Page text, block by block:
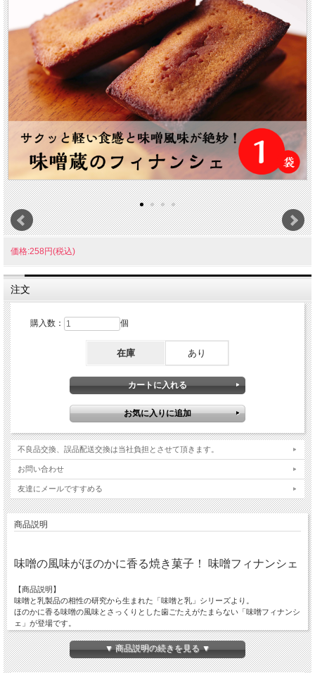
価格:258円(税込)
注文
購入数： 個
在庫 あり
不良品交換、誤品配送交換は当社負担とさせて頂きます。
お問い合わせ
友達にメールですすめる
商品説明
味噌の風味がほのかに香る焼き菓子！ 味噌フィナンシェ
【商品説明】
味噌と乳製品の相性の研究から生まれた「味噌と乳」シリーズより。
ほのかに香る味噌の風味とさっくりとした歯ごたえがたまらない「味噌フィナンシ
ェ」が登場です。
お土産にご自宅用に！直売店人のお菓子はプチギフトからご自宅用まで幅広くお使
いいただけます。
【原料】
▼ 商品説明の続きを見る ▼